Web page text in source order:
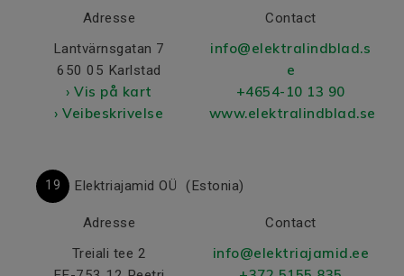
Adresse
Lantvärnsgatan 7
650 05 Karlstad
› Vis på kart
› Veibeskrivelse
Contact
info@elektralindblad.s
e
+4654-10 13 90
www.elektralindblad.se
19 Elektriajamid OÜ (Estonia)
Adresse
Treiali tee 2
Contact
info@elektriajamid.ee